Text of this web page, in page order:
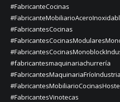
#FabricanteCocinas
#FabricantesCocinas
#fabricantesmaquinariachurrería
#FabricantesVinotecas